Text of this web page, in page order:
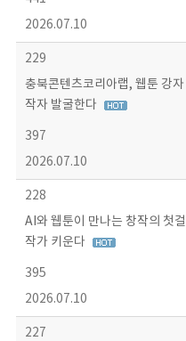
2026.07.10
229
충북콘텐츠코리아랩, 웹툰 강
작자 발굴한다
397
2026.07.10
228
AI와 웹툰이 만나는 창작의 첫
작가 키운다
395
2026.07.10
227